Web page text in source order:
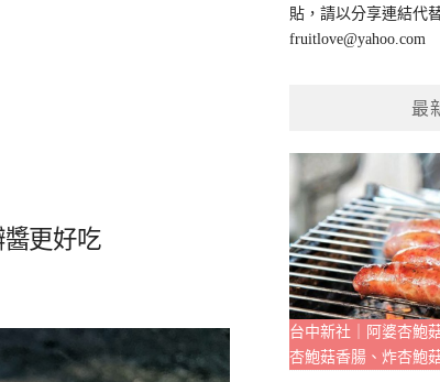
更好吃
貼，請以分享連結代
fruitlove@yahoo.com
最
台中新社｜阿婆杏鮑
杏鮑菇香腸、炸杏鮑